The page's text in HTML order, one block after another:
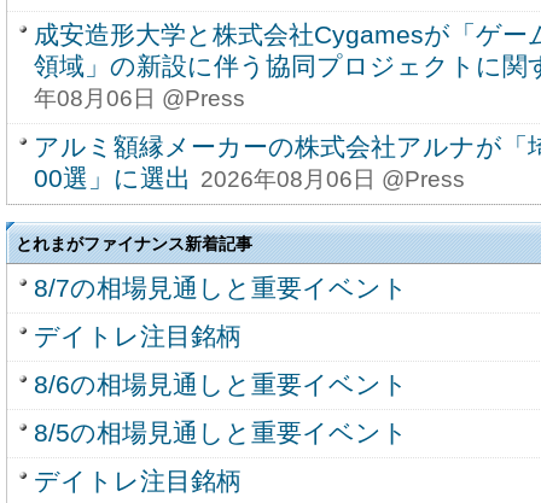
成安造形大学と株式会社Cygamesが「ゲ
領域」の新設に伴う協同プロジェクトに関
年08月06日 @Press
アルミ額縁メーカーの株式会社アルナが「
00選」に選出 2026年08月06日 @Press
とれまがファイナンス新着記事
8/7の相場見通しと重要イベント
デイトレ注目銘柄
8/6の相場見通しと重要イベント
8/5の相場見通しと重要イベント
デイトレ注目銘柄